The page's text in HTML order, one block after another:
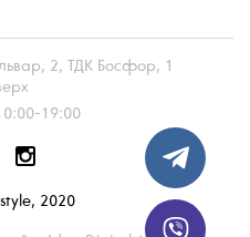
2, ТДК Босфор, 1
19:00
2020